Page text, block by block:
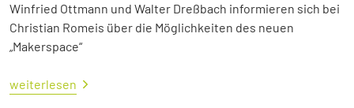
Winfried Ottmann und Walter Dreßbach informieren sich bei
Christian Romeis über die Möglichkeiten des neuen
„Makerspace“
weiterlesen